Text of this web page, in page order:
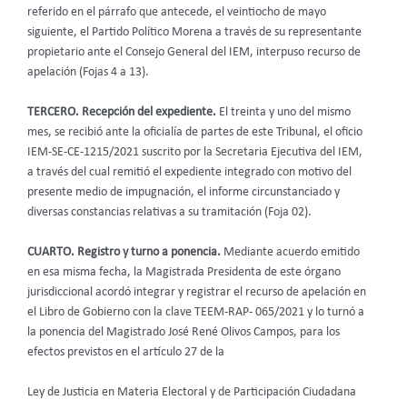
referido en el párrafo que antecede, el veintiocho de mayo
siguiente, el Partido Político Morena a través de su representante
propietario ante el Consejo General del IEM, interpuso recurso de
apelación (Fojas 4 a 13).
TERCERO. Recepción del expediente. El treinta y uno del mismo
mes, se recibió ante la oficialía de partes de este Tribunal, el oficio
IEM-SE-CE-1215/2021 suscrito por la Secretaria Ejecutiva del IEM,
a través del cual remitió el expediente integrado con motivo del
presente medio de impugnación, el informe circunstanciado y
diversas constancias relativas a su tramitación (Foja 02).
CUARTO. Registro y turno a ponencia. Mediante acuerdo emitido
en esa misma fecha, la Magistrada Presidenta de este órgano
jurisdiccional acordó integrar y registrar el recurso de apelación en
el Libro de Gobierno con la clave TEEM-RAP- 065/2021 y lo turnó a
la ponencia del Magistrado José René Olivos Campos, para los
efectos previstos en el artículo 27 de la
Ley de Justicia en Materia Electoral y de Participación Ciudadana